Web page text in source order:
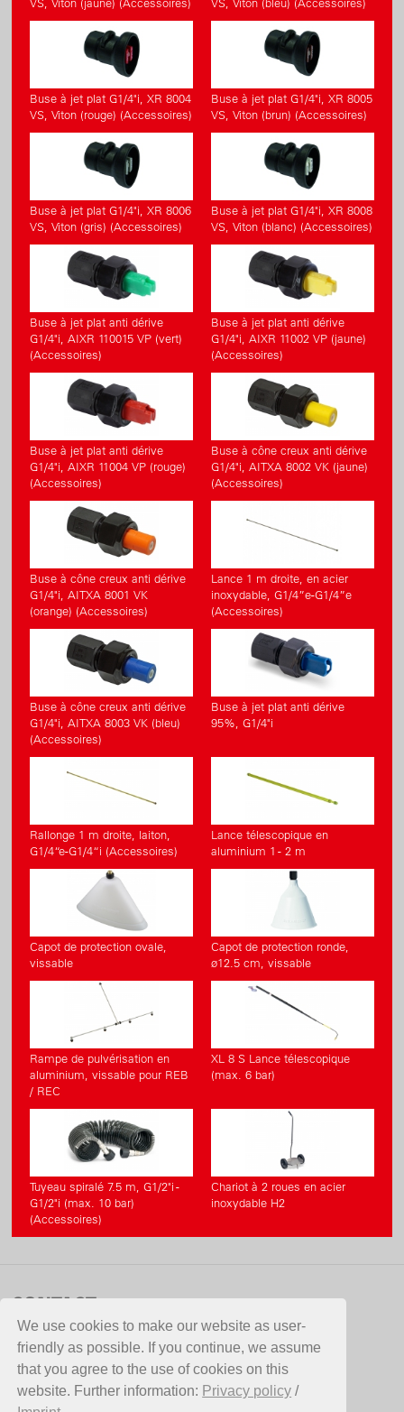
We use cookies to make our website as user-
friendly as possible. If you continue, we assume
that you agree to the use of cookies on this
website. Further information: Privacy policy /
VS, Viton (jaune) (Accessoires)
VS, Viton (bleu) (Accessoires)
Buse à jet plat G1/4"i, XR 8004
VS, Viton (rouge) (Accessoires)
Buse à jet plat G1/4"i, XR 8005
VS, Viton (brun) (Accessoires)
Buse à jet plat G1/4"i, XR 8006
VS, Viton (gris) (Accessoires)
Buse à jet plat G1/4"i, XR 8008
VS, Viton (blanc) (Accessoires)
Buse à jet plat anti dérive
G1/4"i, AIXR 110015 VP (vert)
(Accessoires)
Buse à jet plat anti dérive
G1/4"i, AIXR 11002 VP (jaune)
(Accessoires)
Buse à jet plat anti dérive
G1/4"i, AIXR 11004 VP (rouge)
(Accessoires)
Buse à cône creux anti dérive
G1/4"i, AITXA 8002 VK (jaune)
(Accessoires)
Buse à cône creux anti dérive
G1/4"i, AITXA 8001 VK
(orange) (Accessoires)
Lance 1 m droite, en acier
inoxydable, G1/4”e-G1/4”e
(Accessoires)
Buse à cône creux anti dérive
G1/4"i, AITXA 8003 VK (bleu)
(Accessoires)
Buse à jet plat anti dérive
95%, G1/4"i
Rallonge 1 m droite, laiton,
G1/4“e-G1/4“i (Accessoires)
Lance télescopique en
aluminium 1 - 2 m
Capot de protection ovale,
vissable
Capot de protection ronde,
ø12.5 cm, vissable
Rampe de pulvérisation en
aluminium, vissable pour REB
/ REC
XL 8 S Lance télescopique
(max. 6 bar)
Tuyeau spiralé 7.5 m, G1/2"i -
G1/2"i (max. 10 bar)
(Accessoires)
Chariot à 2 roues en acier
inoxydable H2
CONTACT
De Ceuster Meststoffen NV (DCM)
Bannerlaan 79
2280 Grobbendonk
Belgium